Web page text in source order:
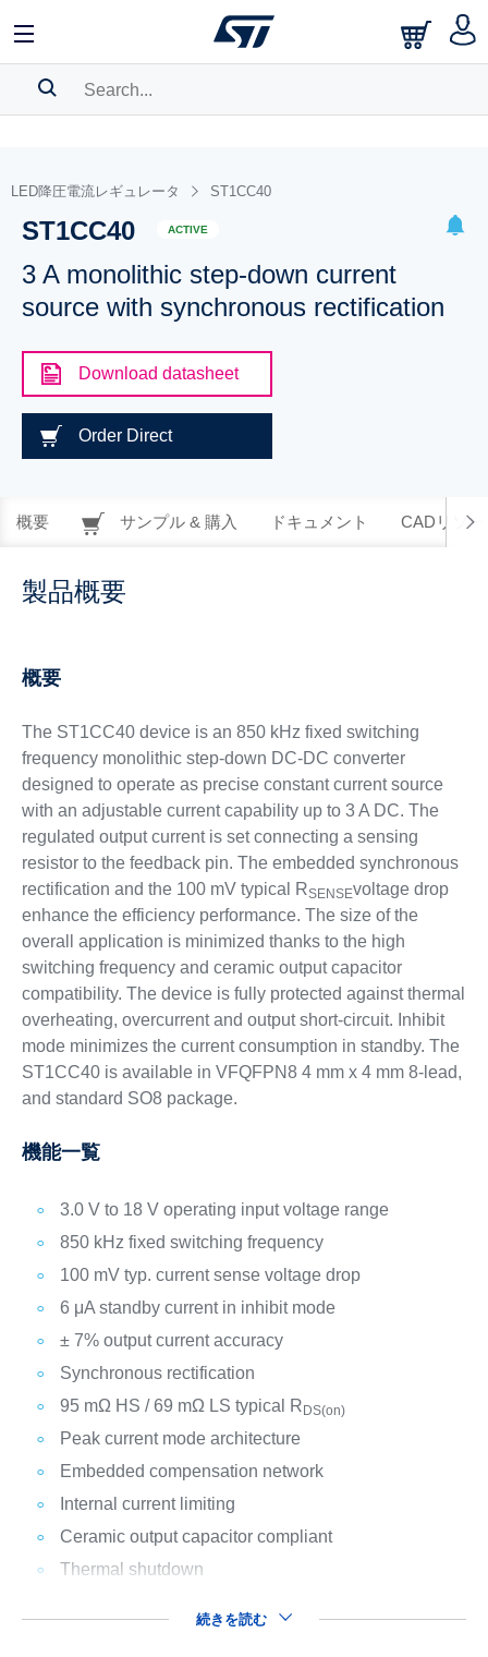
BOOKMARK
Pleaselog into show your saved searches.
LED降圧電流レギュレータ ST1CC40
ST1CC40 ACTIVE
3 A monolithic step-down current
source with synchronous rectification
Download datasheet
Order Direct
概要 サンプル & 購入 ドキュメント CADリソー
製品概要
概要
The ST1CC40 device is an 850 kHz fixed switching
frequency monolithic step-down DC-DC converter
designed to operate as precise constant current source
with an adjustable current capability up to 3 A DC. The
regulated output current is set connecting a sensing
resistor to the feedback pin. The embedded synchronous
rectification and the 100 mV typical RSENSEvoltage drop
enhance the efficiency performance. The size of the
overall application is minimized thanks to the high
switching frequency and ceramic output capacitor
compatibility. The device is fully protected against thermal
overheating, overcurrent and output short-circuit. Inhibit
mode minimizes the current consumption in standby. The
ST1CC40 is available in VFQFPN8 4 mm x 4 mm 8-lead,
and standard SO8 package.
機能一覧
3.0 V to 18 V operating input voltage range
850 kHz fixed switching frequency
100 mV typ. current sense voltage drop
6 μA standby current in inhibit mode
± 7% output current accuracy
Synchronous rectification
95 mΩ HS / 69 mΩ LS typical R DS(on)
Peak current mode architecture
Embedded compensation network
Internal current limiting
Ceramic output capacitor compliant
Thermal shutdown
続きを読む